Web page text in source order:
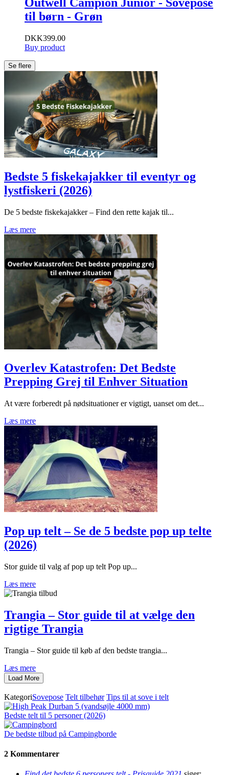
til børn - Grøn
DKK399.00
Buy product
Se flere
Bedste 5 fiskekajakker til eventyr og
lystfiskeri (2026)
De 5 bedste fiskekajakker – Find den rette kajak til...
Læs mere
Overlev Katastrofen: Det Bedste
Prepping Grej til Enhver Situation
At være forberedt på nødsituationer er vigtigt, uanset om det...
Læs mere
Pop up telt – Se de 5 bedste pop up telte
(2026)
Stor guide til valg af pop up telt Pop up...
Læs mere
Trangia – Stor guide til at vælge den
rigtige Trangia
Trangia – Stor guide til køb af den bedste trangia...
Læs mere
Load More
KategoriSovepose Telt tilbehør Tips til at sove i telt
Bedste telt til 5 personer (2026)
De bedste tilbud på Campingborde
2 Kommentarer